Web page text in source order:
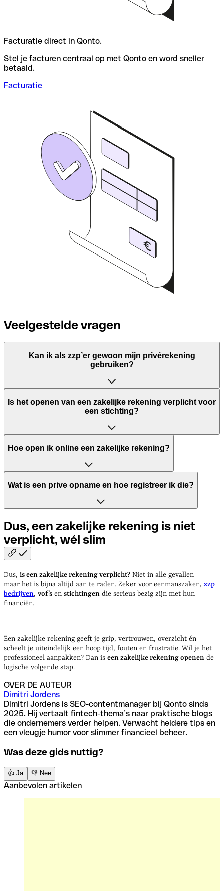
Facturatie direct in Qonto.
Stel je facturen centraal op met Qonto en word sneller
betaald.
Facturatie
Veelgestelde vragen
Kan ik als zzp’er gewoon mijn privérekening
gebruiken?
Ja, maar dat is niet verstandig. Veel banken verbieden
zakelijk gebruik van privérekeningen en het maakt je
Is het openen van een zakelijke rekening verplicht voor
een stichting?
Ja, als je als stichting actief bent met inkomsten,
bankrekening** nodig.
Hoe open ik online een zakelijke rekening?
Ga naar de website van een bank, vul je gegevens in,
is je rekening binnen 24 uur actief.
Wat is een prive opname en hoe registreer ik die?
Een privé-opname is wanneer je geld overboekt van je
zakelijke naar je privérekening. Dit moet je goed bijhouden
in je boekhouding, zodat je aangifte klopt.
Dus, een zakelijke rekening is niet
verplicht, wél slim
Dus, is een zakelijke rekening verplicht? Niet in alle gevallen —
maar het is bijna altijd aan te raden. Zeker voor eenmanszaken, zzp
bedrijven, vof’s en stichtingen die serieus bezig zijn met hun
financiën.
Een zakelijke rekening geeft je grip, vertrouwen, overzicht én
scheelt je uiteindelijk een hoop tijd, fouten en frustratie. Wil je het
professioneel aanpakken? Dan is een zakelijke rekening openen de
logische volgende stap.
OVER DE AUTEUR
Dimitri Jordens
Dimitri Jordens is SEO-contentmanager bij Qonto sinds
2025. Hij vertaalt fintech-thema’s naar praktische blogs
die ondernemers verder helpen. Verwacht heldere tips en
een vleugje humor voor slimmer financieel beheer.
Was deze gids nuttig?
👍 Ja 👎 Nee
Aanbevolen artikelen